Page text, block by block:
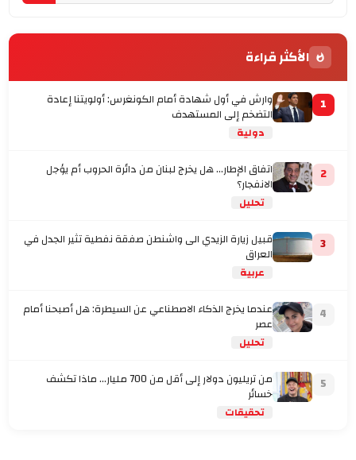
الأكثر قراءة
1 وارش في أول شهادة أمام الكونغرس: أولويتنا إعادة
التضخم إلى المستهدف
دولية
2 اتفاق الإطار... هل يخرج لبنان من دائرة الحروب أم يؤجل
الانفجار؟
تحليل
3 قبيل زيارة الزيدي الى واشنطن صفقة نفطية تثير الجدل في
العراق
عربية
4 عندما يخرج الذكاء الاصطناعي عن السيطرة: هل أصبحنا أمام
عصر
تحليل
5 من تريليون دولار إلى أقل من 700 مليار… ماذا تكشف
خسائر
تحقيقات